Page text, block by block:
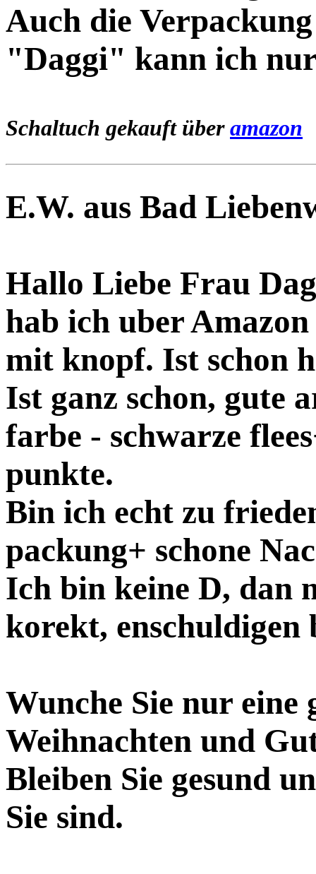
Auch die
"Daggi" kann ich
Schaltuch gekauft über amazon
E.W. aus Bad
Hallo Liebe Frau
hab ich uber
mit knopf. Ist schon
Ist ganz schon, gute
farbe - schwarze
punkte.
Bin ich echt zu
packung+ schone
Ich bin keine D, dan
korekt, enschuldigen
Wunche Sie nur eine
Weihnachten und
Bleiben Sie gesund
Sie sind.